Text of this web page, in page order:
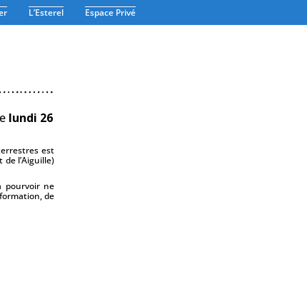
L’Esterel Espace Privé
lundi 26
est
l’Aiguille)
pourvoir ne
de